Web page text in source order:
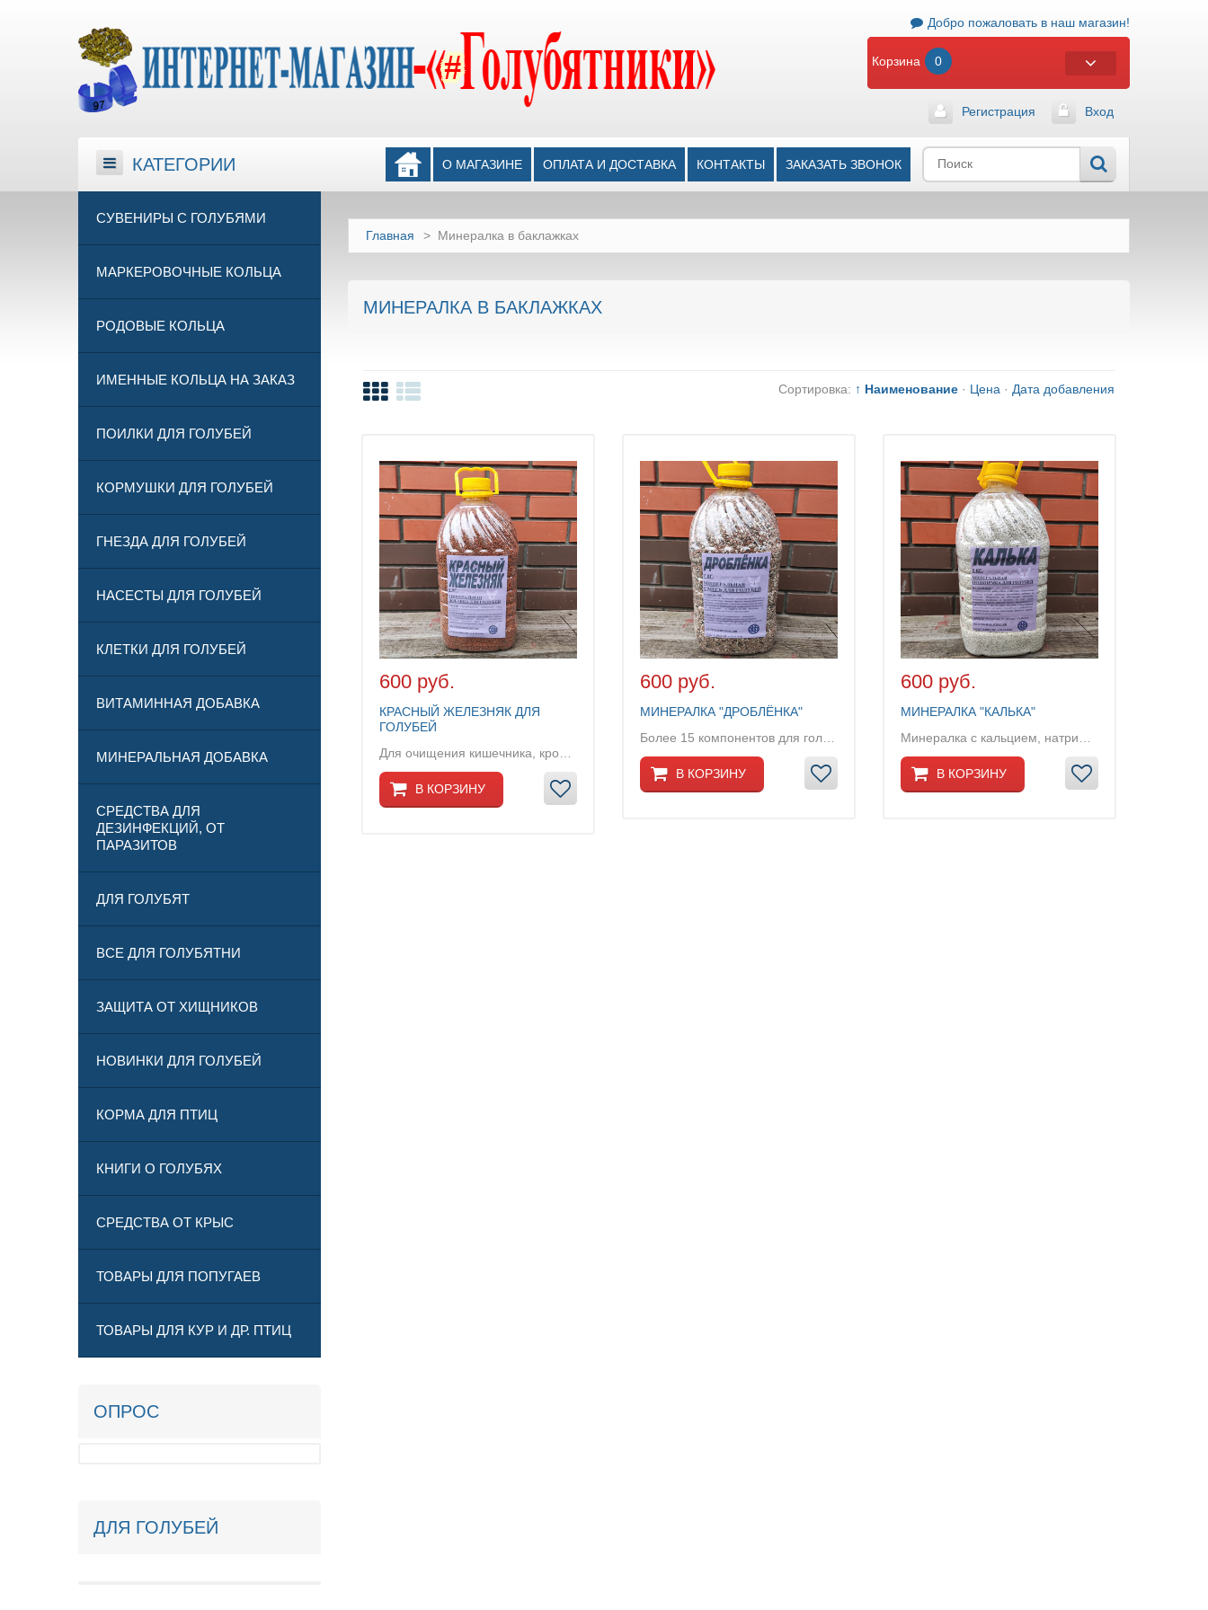
Добро пожаловать в наш магазин!
Корзина 0
Регистрация Вход
ЗАКАЗАТЬ ЗВОНОК
КОНТАКТЫ
ОПЛАТА И ДОСТАВКА
О МАГАЗИНЕ
КАТЕГОРИИ
Главная > Минералка в баклажках
МИНЕРАЛКА В БАКЛАЖКАХ
Сортировка: ↑ Наименование · Цена · Дата добавления
600 руб.
КРАСНЫЙ ЖЕЛЕЗНЯК ДЛЯ
ГОЛУБЕЙ
В КОРЗИНУ
600 руб.
МИНЕРАЛКА "ДРОБЛЁНКА"
Более 15 компонентов для голубей...
В КОРЗИНУ
600 руб.
МИНЕРАЛКА "КАЛЬКА"
В КОРЗИНУ
КАТЕГОРИИ
СУВЕНИРЫ С ГОЛУБЯМИ
МАРКЕРОВОЧНЫЕ КОЛЬЦА
РОДОВЫЕ КОЛЬЦА
ИМЕННЫЕ КОЛЬЦА НА ЗАКАЗ
ПОИЛКИ ДЛЯ ГОЛУБЕЙ
КОРМУШКИ ДЛЯ ГОЛУБЕЙ
ГНЕЗДА ДЛЯ ГОЛУБЕЙ
НАСЕСТЫ ДЛЯ ГОЛУБЕЙ
КЛЕТКИ ДЛЯ ГОЛУБЕЙ
ВИТАМИННАЯ ДОБАВКА
МИНЕРАЛЬНАЯ ДОБАВКА
СРЕДСТВА ДЛЯ
ДЕЗИНФЕКЦИЙ, ОТ
ПАРАЗИТОВ
ДЛЯ ГОЛУБЯТ
ВСЕ ДЛЯ ГОЛУБЯТНИ
ЗАЩИТА ОТ ХИЩНИКОВ
НОВИНКИ ДЛЯ ГОЛУБЕЙ
КОРМА ДЛЯ ПТИЦ
КНИГИ О ГОЛУБЯХ
СРЕДСТВА ОТ КРЫС
ТОВАРЫ ДЛЯ ПОПУГАЕВ
ТОВАРЫ ДЛЯ КУР И ДР. ПТИЦ
ОПРОС
ДЛЯ ГОЛУБЕЙ